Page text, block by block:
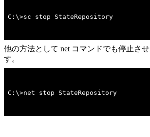
C:\>sc stop StateRepository
他の方法として net コマンドでも停止さ
す。
C:\>net stop StateRepository